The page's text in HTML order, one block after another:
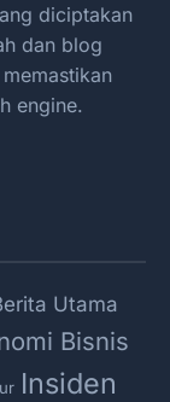
diciptakan
dan blog
engine.
Utama
Bisnis
Insiden